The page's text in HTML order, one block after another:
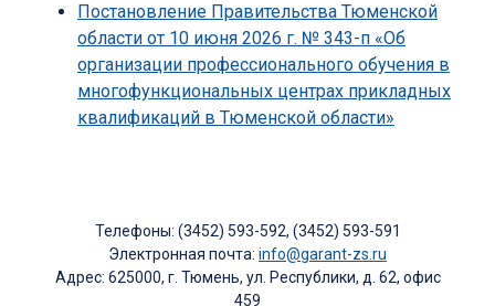
Постановление Правительства Тюменской
области от 10 июня 2026 г. № 343-п «Об
организации профессионального обучения в
многофункциональных центрах прикладных
квалификаций в Тюменской области»
Телефоны: (3452) 593-592, (3452) 593-591
Электронная почта: info@garant-zs.ru
Адрес: 625000, г. Тюмень, ул. Республики, д. 62, офис
459